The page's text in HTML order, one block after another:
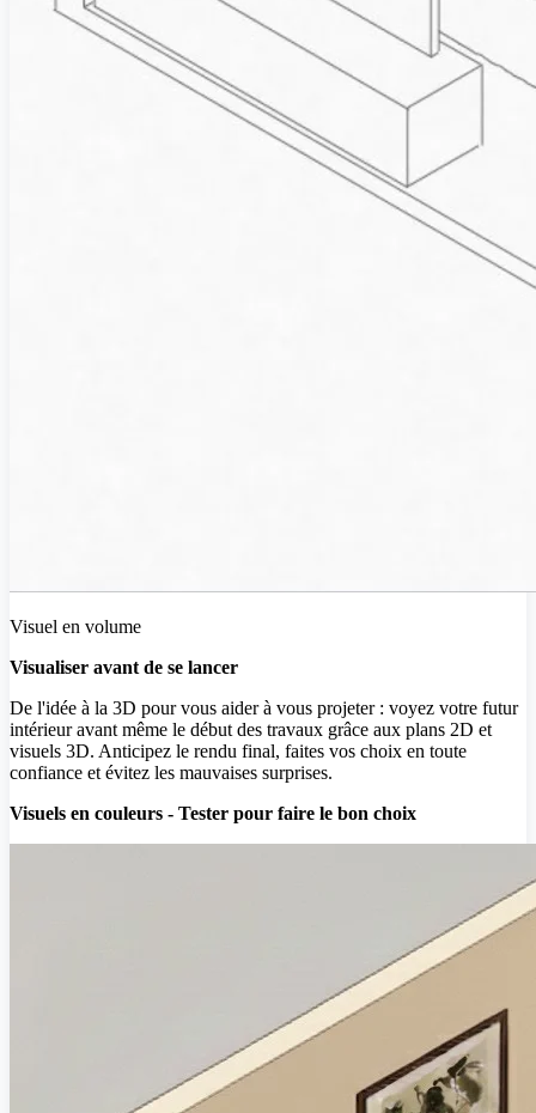
Visuel en volume
Visualiser avant de se lancer
De l'idée à la 3D pour vous aider à vous projeter : voyez votre futur
intérieur avant même le début des travaux grâce aux plans 2D et
visuels 3D. Anticipez le rendu final, faites vos choix en toute
confiance et évitez les mauvaises surprises.
Visuels en couleurs - Tester pour faire le bon choix